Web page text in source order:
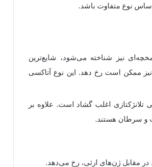
نوع متفاوت باشد.
نیز شناخته می‌شود، شایع‌ترین
ممکن است رخ دهد. این نوع آتاکسی
اغلب گشاد است. علاوه بر
و سرطان هستند.
مقابل ژن‌های ارثی، رخ می‌دهد.